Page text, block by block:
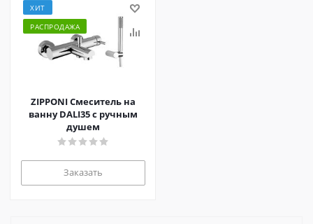
ХИТ
РАСПРОДАЖА
ZIPPONI Смеситель на
ванну DALI35 с ручным
душем
Заказать